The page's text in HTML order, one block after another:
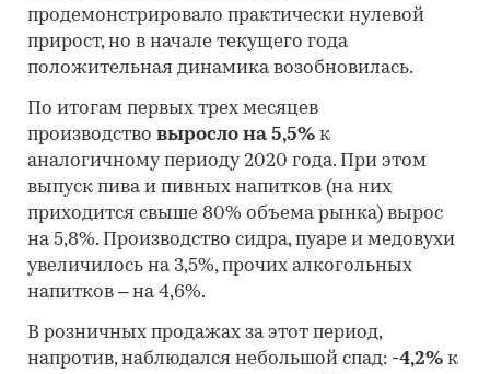
продемонстрировало практически нулевой
прирост, но в начале текущего года
положительная динамика возобновилась.
По итогам первых трех месяцев
производство выросло на 5,5% к
аналогичному периоду 2020 года. При этом
выпуск пива и пивных напитков (на них
приходится свыше 80% объема рынка) вырос
на 5,8%. Производство сидра, пуаре и медовухи
увеличилось на 3,5%, прочих алкогольных
напитков – на 4,6%.
В розничных продажах за этот период,
напротив, наблюдался небольшой спад: -4,2% к